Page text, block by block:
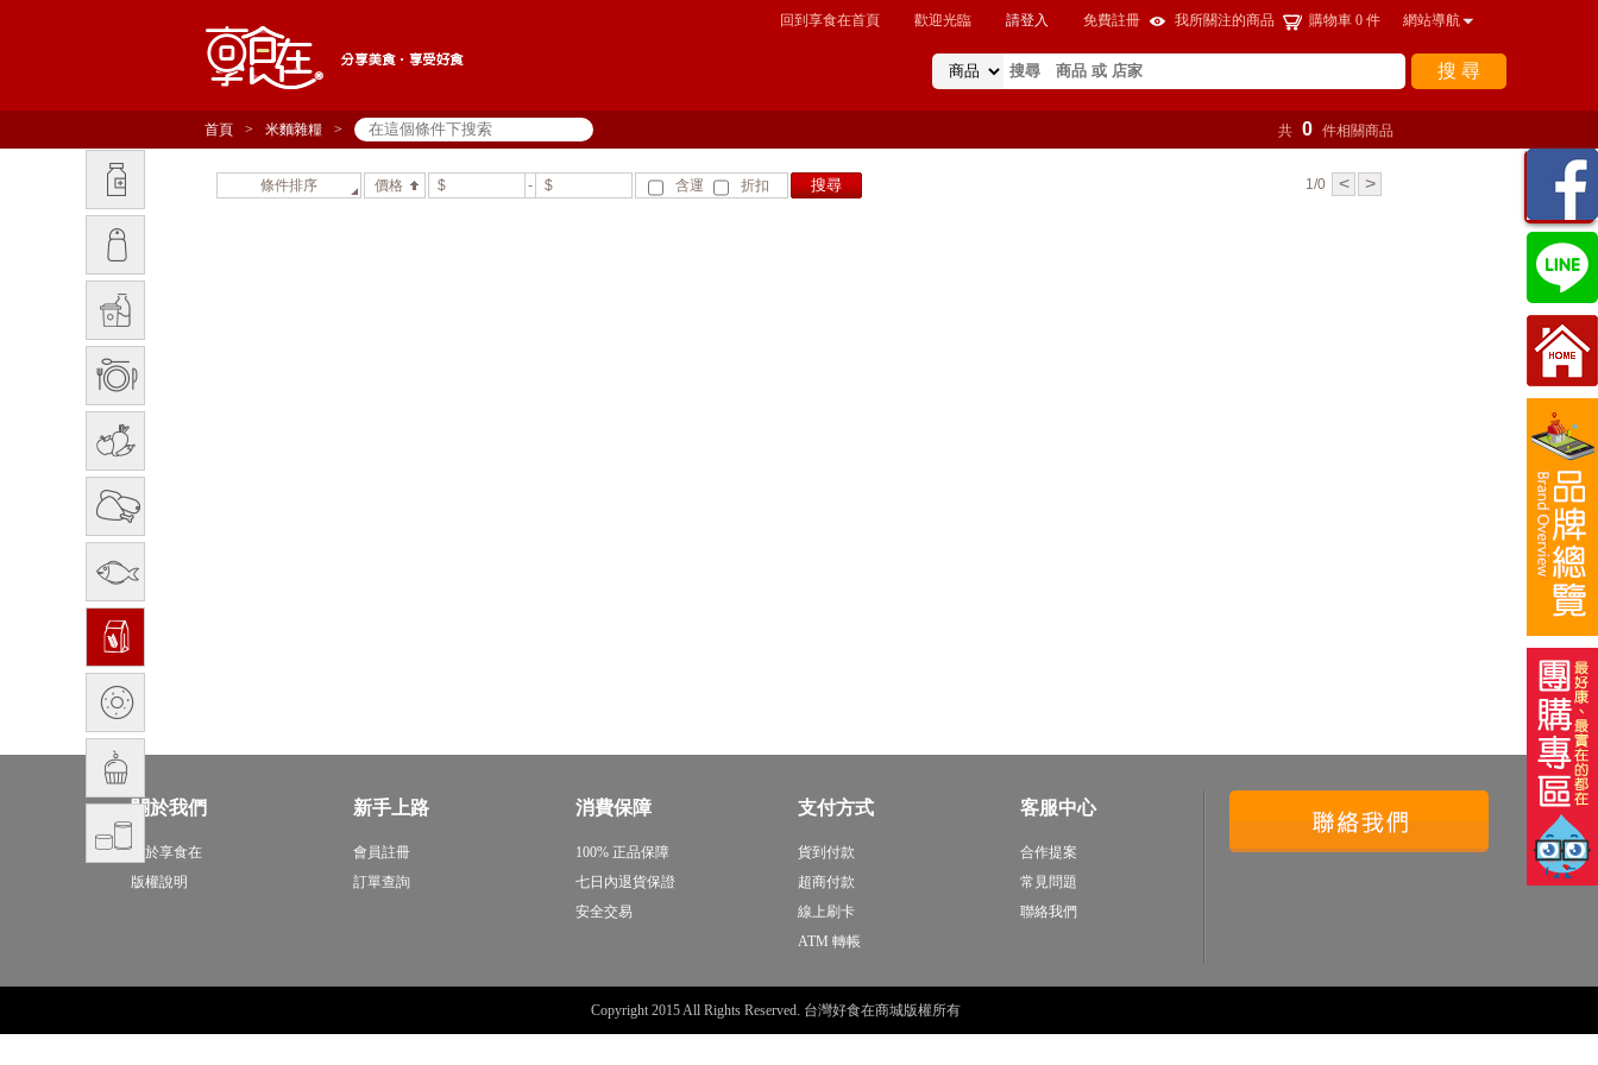
瀏覽
紀錄
回到享食在首頁 歡迎光臨 請登入 免費註冊 我所關注的商品 購物車 0 件 網站導航
搜 尋
首頁 > 米麵雜糧 > 共 0 件相關商品
條件排序 價格 $ - $ 含運 折扣 1/0 < >
關於我們
關於享食在
版權說明
新手上路
會員註冊
訂單查詢
消費保障
100% 正品保障
七日內退貨保證
安全交易
支付方式
貨到付款
超商付款
線上刷卡
ATM 轉帳
客服中心
合作提案
常見問題
聯絡我們
Copyright 2015 All Rights Reserved. 台灣好食在商城版權所有